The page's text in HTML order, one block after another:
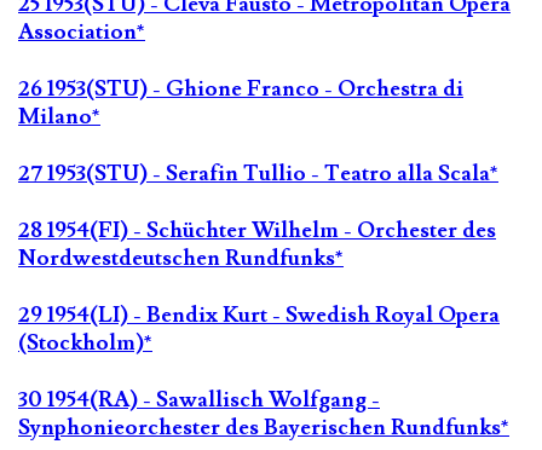
Association*
26 1953(STU) - Ghione Franco - Orchestra di
Milano*
27 1953(STU) - Serafin Tullio - Teatro alla Scala*
28 1954(FI) - Schüchter Wilhelm - Orchester des
Nordwestdeutschen Rundfunks*
29 1954(LI) - Bendix Kurt - Swedish Royal Opera
(Stockholm)*
30 1954(RA) - Sawallisch Wolfgang -
Synphonieorchester des Bayerischen Rundfunks*